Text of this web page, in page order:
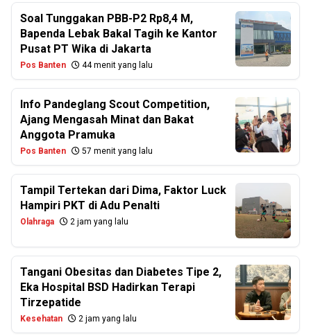
Soal Tunggakan PBB-P2 Rp8,4 M,
Bapenda Lebak Bakal Tagih ke Kantor
Pusat PT Wika di Jakarta
Pos Banten 44 menit yang lalu
Info Pandeglang Scout Competition,
Ajang Mengasah Minat dan Bakat
Anggota Pramuka
Pos Banten 57 menit yang lalu
Tampil Tertekan dari Dima, Faktor Luck
Hampiri PKT di Adu Penalti
Olahraga 2 jam yang lalu
Tangani Obesitas dan Diabetes Tipe 2,
Eka Hospital BSD Hadirkan Terapi
Tirzepatide
Kesehatan 2 jam yang lalu